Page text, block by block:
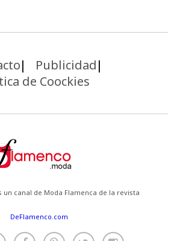
Publicidad
de Coockies
un canal de Moda Flamenca de la revista
DeFlamenco.com